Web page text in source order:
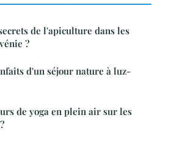
de l'apiculture dans les
?
d'un séjour nature à luz-
de yoga en plein air sur les